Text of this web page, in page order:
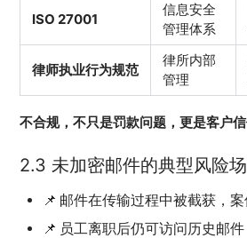
ISO 27001
信息安全
管理体系
律师执业行为规范
律所内部
管理
不合规，不只是罚款问题，更是客户信
2.3 未加密邮件的典型风险
📌 邮件在传输过程中被截获，
📌 员工离职后仍可访问历史邮